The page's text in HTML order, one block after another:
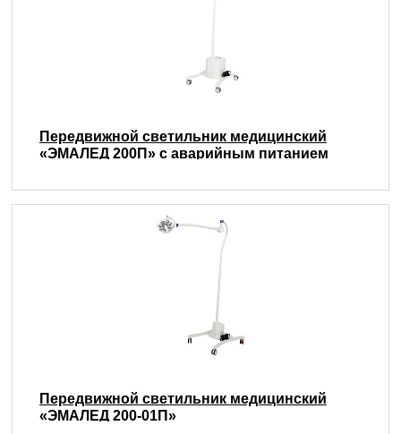
Передвижной светильник медицинский
«ЭМАЛЕД 200П» с аварийным питанием
Передвижной светильник медицинский
«ЭМАЛЕД 200-01П»